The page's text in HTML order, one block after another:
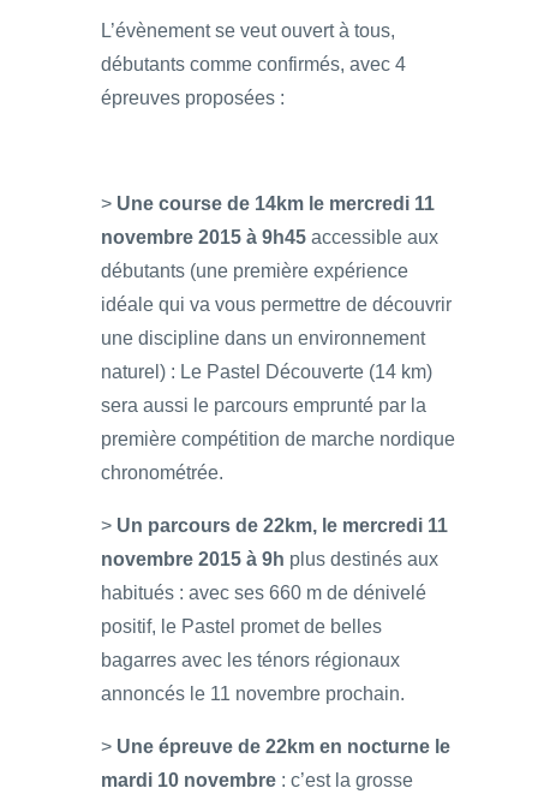
L’évènement se veut ouvert à tous,
débutants comme confirmés, avec 4
épreuves proposées :
> Une course de 14km le mercredi 11
novembre 2015 à 9h45 accessible aux
débutants (une première expérience
idéale qui va vous permettre de découvrir
une discipline dans un environnement
naturel) : Le Pastel Découverte (14 km)
sera aussi le parcours emprunté par la
première compétition de marche nordique
chronométrée.
> Un parcours de 22km, le mercredi 11
novembre 2015 à 9h plus destinés aux
habitués : avec ses 660 m de dénivelé
positif, le Pastel promet de belles
bagarres avec les ténors régionaux
annoncés le 11 novembre prochain.
> Une épreuve de 22km en nocturne le
mardi 10 novembre : c’est la grosse